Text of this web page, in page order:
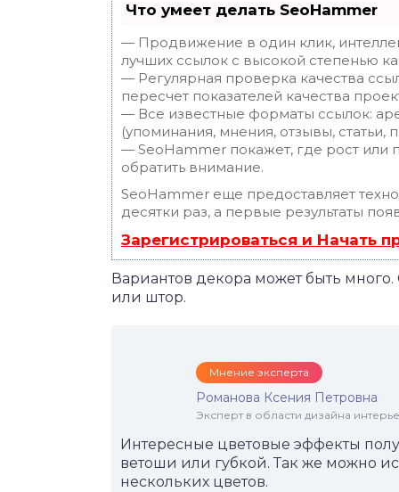
Что умеет делать SeoHammer
— Продвижение в один клик,
лучших ссылок с высокой степенью
— Регулярная проверка качества
пересчет показателей качества
— Все известные форматы ссылок:
(упоминания, мнения, отзывы, статьи,
— SeoHammer покажет, где рост или
обратить внимание.
SeoHammer еще предоставляет
десятки раз, а первые результаты
Зарегистрироваться и Начать
Вариантов декора может быть
или штор.
Мнение эксперта
Романова Ксения Петровна
Эксперт в области дизайна
Интересные цветовые эффекты
ветоши или губкой. Так же можно
нескольких цветов.